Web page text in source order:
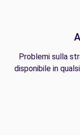
Problemi sulla
disponibile in